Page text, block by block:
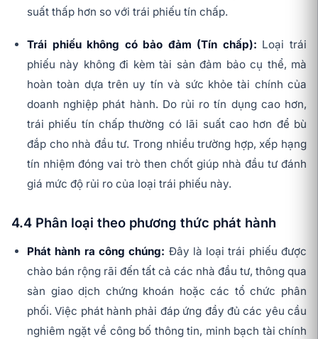
suất thấp hơn so với trái phiếu tín chấp.
Trái phiếu không có bảo đảm (Tín chấp): Loại trái
phiếu này không đi kèm tài sản đảm bảo cụ thể, mà
hoàn toàn dựa trên uy tín và sức khỏe tài chính của
doanh nghiệp phát hành. Do rủi ro tín dụng cao hơn,
trái phiếu tín chấp thường có lãi suất cao hơn để bù
đắp cho nhà đầu tư. Trong nhiều trường hợp, xếp hạng
tín nhiệm đóng vai trò then chốt giúp nhà đầu tư đánh
giá mức độ rủi ro của loại trái phiếu này.
4.4 Phân loại theo phương thức phát hành
Phát hành ra công chúng: Đây là loại trái phiếu được
chào bán rộng rãi đến tất cả các nhà đầu tư, thông qua
sàn giao dịch chứng khoán hoặc các tổ chức phân
phối. Việc phát hành phải đáp ứng đầy đủ các yêu cầu
nghiêm ngặt về công bố thông tin, minh bạch tài chính